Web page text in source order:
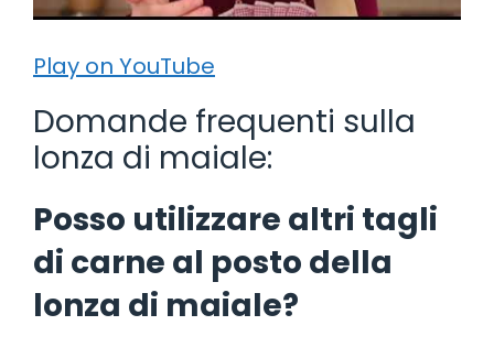
Play on YouTube
Domande frequenti sulla
lonza di maiale:
Posso utilizzare altri tagli
di carne al posto della
lonza di maiale?